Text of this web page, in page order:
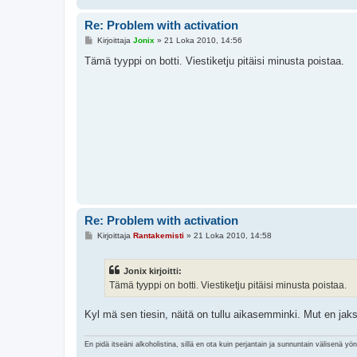
Re: Problem with activation
V
e
Kirjoittaja Jonix » 21 Loka 2010, 14:56
Tämä tyyppi on botti. Viestiketju pitäisi minusta poistaa.
Re: Problem with activation
VKirjoittaja Rantakemisti » 21 Loka 2010, 14:58
Jonix kirjoitti:
Tämä tyyppi on botti. Viestiketju pitäisi minusta poistaa.
Kyl mä sen tiesin, näitä on tullu aikasemminki. Mut en
En pidä itseäni alkoholistina, sillä en ota kuin perjantain ja sunnuntain välisenä